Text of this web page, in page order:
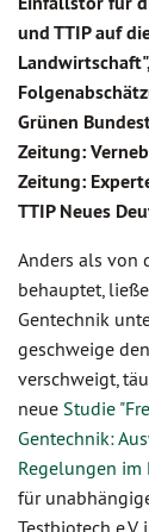
und TTIP auf
Grünen
Zeitung:
Zeitung:
TTIP Neues
Anders als von
behauptet,
Gentechnik
geschweige
verschweigt,
neue Studie
Gentechnik:
Regelungen im
für
Testbiotech